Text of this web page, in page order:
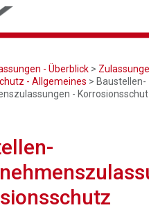
- Überblick >
- Allgemeines > Baustellen-
-